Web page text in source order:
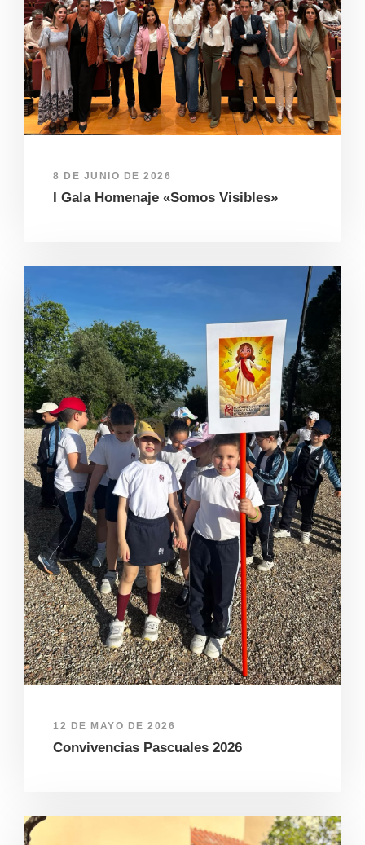
8 DE JUNIO DE 2026
I Gala Homenaje «Somos Visibles»
12 DE MAYO DE 2026
Convivencias Pascuales 2026